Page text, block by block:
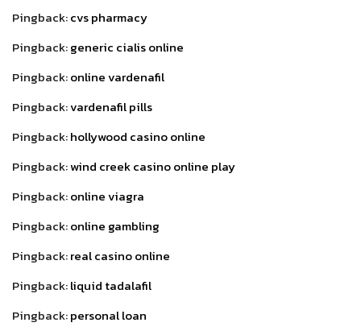
Pingback:cvs pharmacy
Pingback:generic cialis online
Pingback:online vardenafil
Pingback:vardenafil pills
Pingback:hollywood casino online
Pingback:wind creek casino online play
Pingback:online viagra
Pingback:online gambling
Pingback:real casino online
Pingback:liquid tadalafil
Pingback:personal loan